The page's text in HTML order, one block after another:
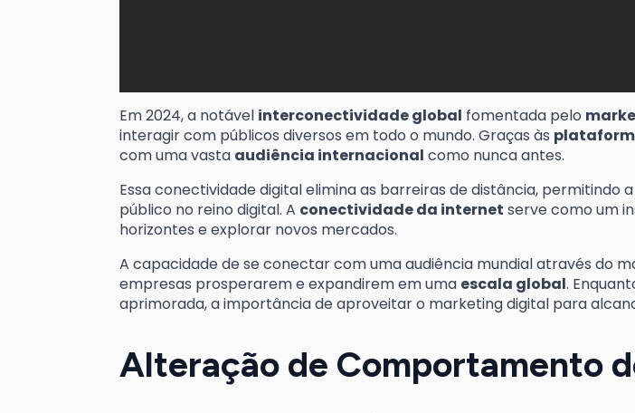
Em 2024, a notável interconectividade global fomentada pelo
interagir com públicos diversos em todo o mundo. Graças às
com uma vasta audiência internacional como nunca antes.
Essa conectividade digital elimina as barreiras de distância,
público no reino digital. A conectividade da internet serve como um
horizontes e explorar novos mercados.
A capacidade de se conectar com uma audiência mundial através do
empresas prosperarem e expandirem em uma escala global.
aprimorada, a importância de aproveitar o marketing digital para
Alteração de Comportamento